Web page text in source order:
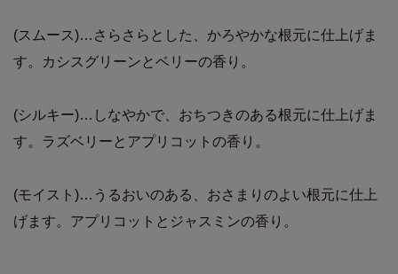
(スムース)…さらさらとした、かろやかな根元に仕上げま
す。カシスグリーンとベリーの香り。
(シルキー)…しなやかで、おちつきのある根元に仕上げま
す。ラズベリーとアプリコットの香り。
(モイスト)…うるおいのある、おさまりのよい根元に仕上
げます。アプリコットとジャスミンの香り。